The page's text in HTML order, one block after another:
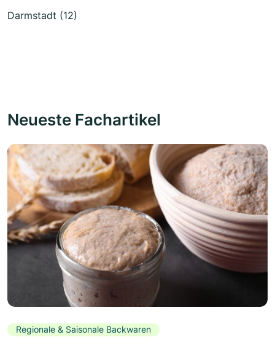
Darmstadt (12)
Neueste Fachartikel
Regionale & Saisonale Backwaren